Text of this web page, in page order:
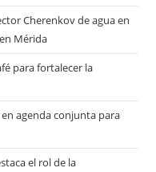
Cherenkov de agua en
Mérida
para fortalecer la
agenda conjunta para
el rol de la